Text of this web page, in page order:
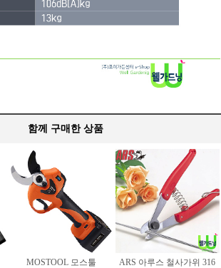
함께 구매한 상품
MOSTOOL 모스툴
ARS 아루스 철사가위 316